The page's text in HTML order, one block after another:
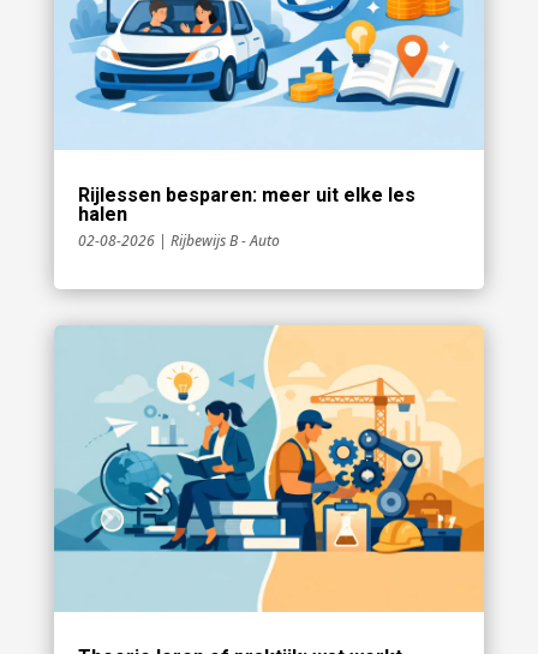
Rijlessen besparen: meer uit elke les
halen
02-08-2026| Rijbewijs B - Auto